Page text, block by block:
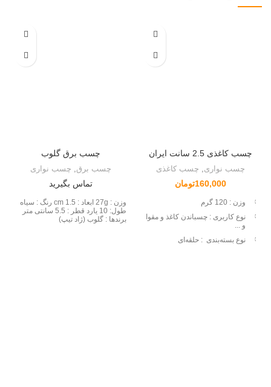
چسب کاغذی 2.5 سانت ایران
چسب نواری چسب کاغذی
160,000تومان
وزن : 120 گرم
نوع کاربری : چسباندن کاغذ و مقوا
و ...
نوع بسته‌بندی : حلقه‌ای
چسب برق گلوب
چسب برق چسب نواری
تماس بگیرید
وزن : 27g ابعاد : 1.5 cm رنگ : سیاه
طول: 10 یارد قطر : 5.5 سانتی متر
برندها : گلوب (ژاد تیپ)